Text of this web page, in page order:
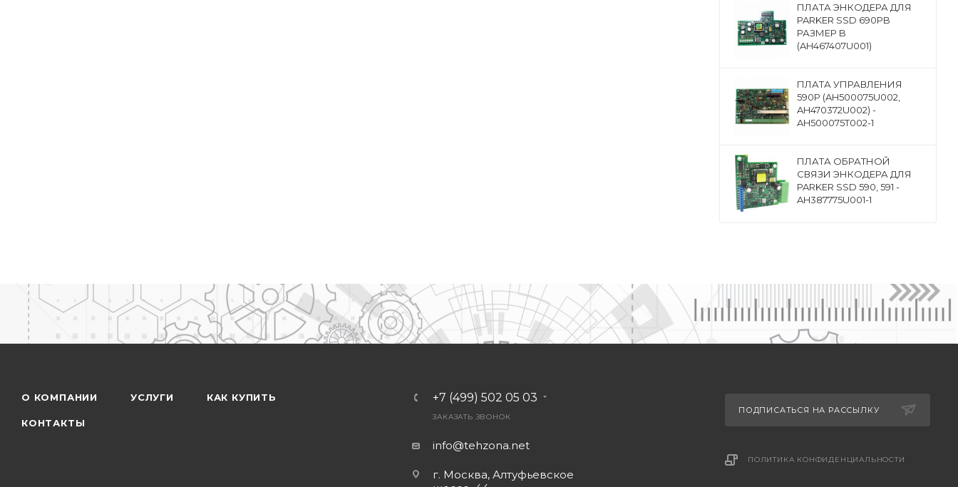
ПЛАТА ЭНКОДЕРА ДЛЯ
PARKER SSD 690PB
РАЗМЕР B
(AH467407U001)
ПЛАТА УПРАВЛЕНИЯ
590P (AH500075U002,
AH470372U002) -
AH500075T002-1
ПЛАТА ОБРАТНОЙ
СВЯЗИ ЭНКОДЕРА ДЛЯ
PARKER SSD 590, 591 -
AH387775U001-1
О КОМПАНИИ УСЛУГИ КАК КУПИТЬ
КОНТАКТЫ
+7 (499) 502 05 03
ЗАКАЗАТЬ ЗВОНОК
info@tehzona.net
г. Москва, Алтуфьевское
ПОДПИСАТЬСЯ НА РАССЫЛКУ
ПОЛИТИКА КОНФИДЕНЦИАЛЬНОСТИ